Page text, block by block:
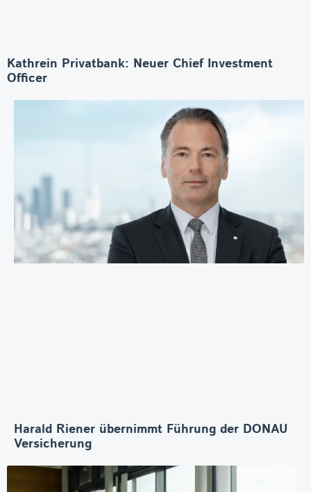
Kathrein Privatbank: Neuer Chief Investment
Officer
Harald Riener übernimmt Führung der DONAU
Versicherung